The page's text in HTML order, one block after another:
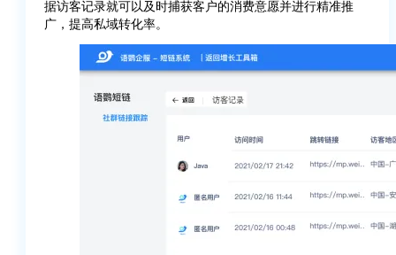
据访客记录就可以及时捕获客户的消费意愿并进行精准推
广，提高私域转化率。